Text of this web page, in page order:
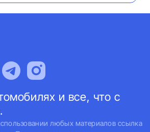
и все, что с
любых материалов ссылка